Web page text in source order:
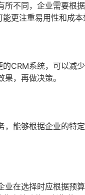
所不同，企业需要根
更注重易用性和成本
CRM系统，可以减
，再做决策。
，能够根据企业的特
业在选择时应根据预